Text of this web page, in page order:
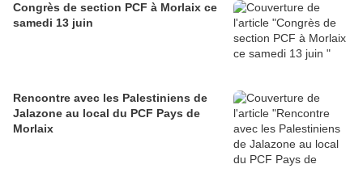
Congrès de section PCF à Morlaix ce
samedi 13 juin
Rencontre avec les Palestiniens de
Jalazone au local du PCF Pays de
Morlaix